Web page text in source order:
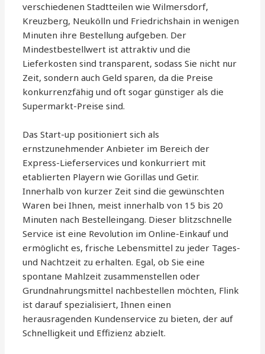
verschiedenen Stadtteilen wie Wilmersdorf,
Kreuzberg, Neukölln und Friedrichshain in wenigen
Minuten ihre Bestellung aufgeben. Der
Mindestbestellwert ist attraktiv und die
Lieferkosten sind transparent, sodass Sie nicht nur
Zeit, sondern auch Geld sparen, da die Preise
konkurrenzfähig und oft sogar günstiger als die
Supermarkt-Preise sind.
Das Start-up positioniert sich als
ernstzunehmender Anbieter im Bereich der
Express-Lieferservices und konkurriert mit
etablierten Playern wie Gorillas und Getir.
Innerhalb von kurzer Zeit sind die gewünschten
Waren bei Ihnen, meist innerhalb von 15 bis 20
Minuten nach Bestelleingang. Dieser blitzschnelle
Service ist eine Revolution im Online-Einkauf und
ermöglicht es, frische Lebensmittel zu jeder Tages-
und Nachtzeit zu erhalten. Egal, ob Sie eine
spontane Mahlzeit zusammenstellen oder
Grundnahrungsmittel nachbestellen möchten, Flink
ist darauf spezialisiert, Ihnen einen
herausragenden Kundenservice zu bieten, der auf
Schnelligkeit und Effizienz abzielt.